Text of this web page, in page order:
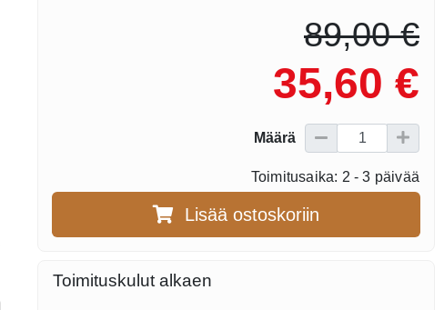
89,00 €
35,60 €
Määrä
Toimitusaika: 2 - 3 päivää
Lisää ostoskoriin
Toimituskulut alkaen